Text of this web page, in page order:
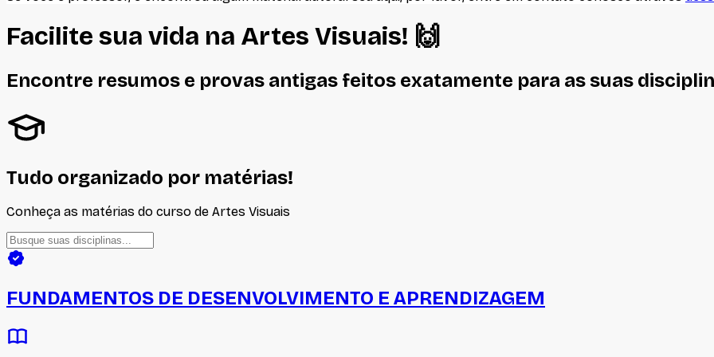
Facilite sua vida na Artes Visuais! 🙌
Encontre resumos e provas antigas feitos exatamente para as suas
Tudo organizado por matérias!
Conheça as matérias do curso de Artes Visuais
FUNDAMENTOS DE DESENVOLVIMENTO E APRENDIZAGEM